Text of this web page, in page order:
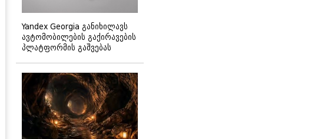
Yandex Georgia განიხილავს
ავტომობილების გაქირავების
პლატფორმის გაშვებას